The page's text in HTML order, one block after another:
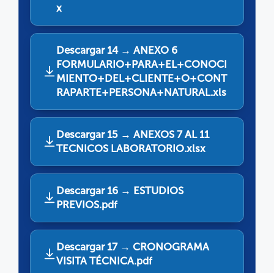
x
Descargar 14 → ANEXO 6
FORMULARIO+PARA+EL+CONOCI
MIENTO+DEL+CLIENTE+O+CONT
RAPARTE+PERSONA+NATURAL.xls
Descargar 15 → ANEXOS 7 AL 11
TECNICOS LABORATORIO.xlsx
Descargar 16 → ESTUDIOS
PREVIOS.pdf
Descargar 17 → CRONOGRAMA
VISITA TÉCNICA.pdf